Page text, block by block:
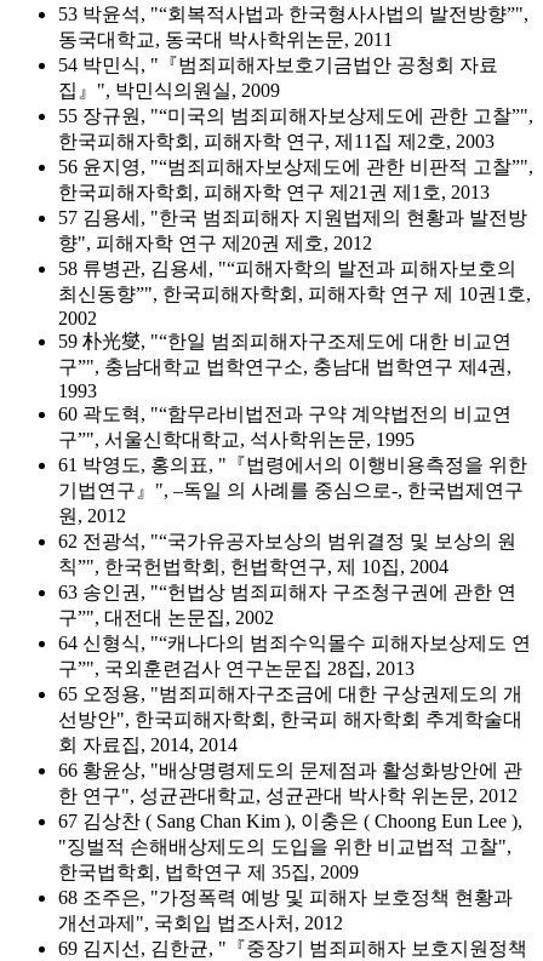
53 박윤석, "“회복적사법과 한국형사사법의 발전방향”",
동국대학교, 동국대 박사학위논문, 2011
54 박민식, "『범죄피해자보호기금법안 공청회 자료
집』", 박민식의원실, 2009
55 장규원, "“미국의 범죄피해자보상제도에 관한 고찰”",
한국피해자학회, 피해자학 연구, 제11집 제2호, 2003
56 윤지영, "“범죄피해자보상제도에 관한 비판적 고찰”",
한국피해자학회, 피해자학 연구 제21권 제1호, 2013
57 김용세, "한국 범죄피해자 지원법제의 현황과 발전방
향", 피해자학 연구 제20권 제호, 2012
58 류병관, 김용세, "“피해자학의 발전과 피해자보호의
최신동향”", 한국피해자학회, 피해자학 연구 제 10권1호,
2002
59 朴光燮, "“한일 범죄피해자구조제도에 대한 비교연
구”", 충남대학교 법학연구소, 충남대 법학연구 제4권,
1993
60 곽도혁, "“함무라비법전과 구약 계약법전의 비교연
구”", 서울신학대학교, 석사학위논문, 1995
61 박영도, 홍의표, "『법령에서의 이행비용측정을 위한
기법연구』", –독일 의 사례를 중심으로-, 한국법제연구
원, 2012
62 전광석, "“국가유공자보상의 범위결정 및 보상의 원
칙”", 한국헌법학회, 헌법학연구, 제 10집, 2004
63 송인권, "“헌법상 범죄피해자 구조청구권에 관한 연
구”", 대전대 논문집, 2002
64 신형식, "“캐나다의 범죄수익몰수 피해자보상제도 연
구”", 국외훈련검사 연구논문집 28집, 2013
65 오정용, "범죄피해자구조금에 대한 구상권제도의 개
선방안", 한국피해자학회, 한국피 해자학회 추계학술대
회 자료집, 2014, 2014
66 황윤상, "배상명령제도의 문제점과 활성화방안에 관
한 연구", 성균관대학교, 성균관대 박사학 위논문, 2012
67 김상찬 ( Sang Chan Kim ), 이충은 ( Choong Eun Lee ),
"징벌적 손해배상제도의 도입을 위한 비교법적 고찰",
한국법학회, 법학연구 제 35집, 2009
68 조주은, "가정폭력 예방 및 피해자 보호정책 현황과
개선과제", 국회입 법조사처, 2012
69 김지선, 김한균, "『중장기 범죄피해자 보호지원정책